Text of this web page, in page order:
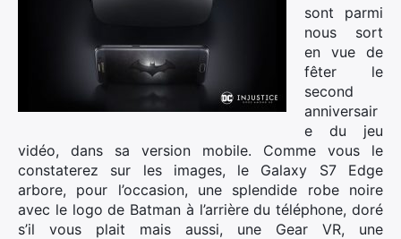
sont parmi
nous sort
en vue de
fêter le
second
anniversair
e du jeu
vidéo, dans sa version mobile. Comme vous le
constaterez sur les images, le Galaxy S7 Edge
arbore, pour l’occasion, une splendide robe noire
avec le logo de Batman à l’arrière du téléphone, doré
s’il vous plait mais aussi, une Gear VR, une